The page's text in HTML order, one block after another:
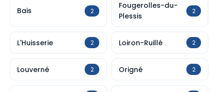
Bais 2
Fougerolles-du-
Plessis
2
L'Huisserie 2 Loiron-Ruillé 2
Louverné 2 Origné 2